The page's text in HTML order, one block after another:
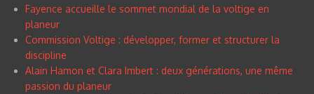
Fayence accueille le sommet mondial de la voltige en
planeur
Commission Voltige : développer, former et structurer la
discipline
Alain Hamon et Clara Imbert : deux générations, une même
passion du planeur